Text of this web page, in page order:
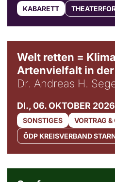
KABARETT
Welt retten =
Artenvielfalt in
Dr. Andreas H.
DI., 06. OKTOBER 2026
SONSTIGES
VORTRAG &
ÖDP KREISVERBAND